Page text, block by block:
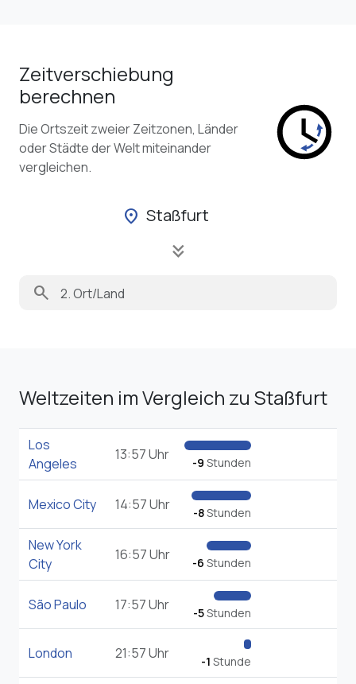
Zeitverschiebung
berechnen
Die Ortszeit zweier Zeitzonen, Länder
oder Städte der Welt miteinander
vergleichen.
location_on Staßfurt
keyboard_double_arrow_down
search
Weltzeiten im Vergleich zu Staßfurt
Los
Angeles
13:57 Uhr -9 Stunden
Mexico City 14:57 Uhr -8Stunden
New York
City
16:57 Uhr -6 Stunden
São Paulo 17:57 Uhr -5Stunden
London 21:57 Uhr -1 Stunde